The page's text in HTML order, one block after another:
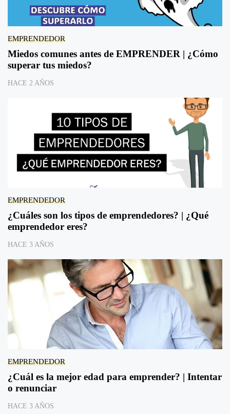
EMPRENDEDOR
Miedos comunes antes de EMPRENDER | ¿Cómo
superar tus miedos?
HACE 2 AÑOS
EMPRENDEDOR
¿Cuáles son los tipos de emprendedores? | ¿Qué
emprendedor eres?
HACE 3 AÑOS
EMPRENDEDOR
¿Cuál es la mejor edad para emprender? | Intentar
o renunciar
HACE 3 AÑOS